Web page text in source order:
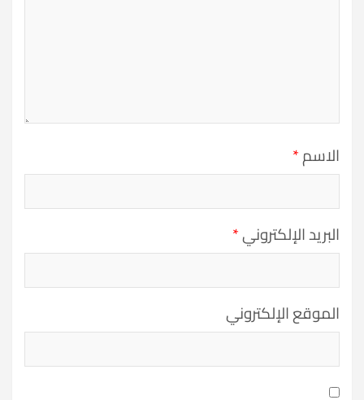
الاسم*
البريد الإلكتروني*
الموقع الإلكتروني